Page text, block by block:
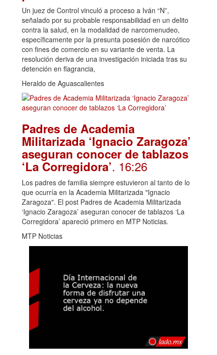
Un juez de Control vinculó a proceso a Iván “N”,
señalado por su probable responsabilidad en un delito
contra la salud, en la modalidad de narcomenudeo,
específicamente por la presunta posesión de narcótico
con fines de comercio en su variante de venta. La
resolución deriva de una investigación iniciada tras su
detención en flagrancia,
Heraldo de Aguascalientes
Padres de Academia
Militarizada ‘Ignacio Zaragoza’
aseguran conocer de tablazos
‘La Corregidora’. 16:26
Los padres de familia siempre estuvieron al tanto de lo
que ocurría en la Academia Militarizada "Ignacio
Zaragoza". El post Padres de Academia Militarizada
‘Ignacio Zaragoza’ aseguran conocer de tablazos ‘La
Corregidora’ apareció primero en MTP Noticias.
MTP Noticias